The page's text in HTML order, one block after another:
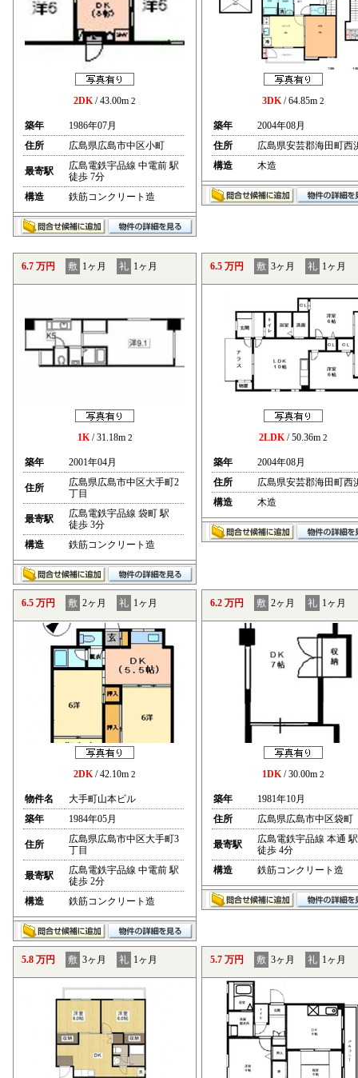
2DK/ 43.00m 2
築年
1986年07月
住所
広島県広島市中区小町
最寄駅
広島電鉄宇品線 中電前 駅
徒歩 7分
構造
鉄筋コンクリート造
3DK/ 64.85m 2
築年
2004年08月
住所
広島県安芸郡海田町西
構造
木造
6.7 万円 敷 1ヶ月 礼 1ヶ月
1K/ 31.18m 2
築年 2001年04月
住所
広島県広島市中区大手町2
丁目
最寄駅
広島電鉄宇品線 袋町 駅
徒歩 3分
構造
鉄筋コンクリート造
6.5 万円 敷 3ヶ月 礼 1ヶ月
2LDK/ 50.36m 2
築年
2004年08月
住所
広島県安芸郡海田町西
構造
木造
6.5 万円 敷 2ヶ月 礼 1ヶ月
2DK/ 42.10m 2
物件名
大手町山本ビル
築年
1984年05月
住所
広島県広島市中区大手町3
丁目
最寄駅
広島電鉄宇品線 中電前 駅
徒歩 2分
構造
鉄筋コンクリート造
6.2 万円 敷 2ヶ月 礼 1ヶ月
1DK/ 30.00m 2
築年
1981年10月
住所
広島県広島市中区袋町
最寄駅
広島電鉄宇品線 本通 駅
徒歩 4分
構造
鉄筋コンクリート造
5.8 万円 敷 3ヶ月 礼 1ヶ月 5.7 万円 敷 3ヶ月 礼 1ヶ月